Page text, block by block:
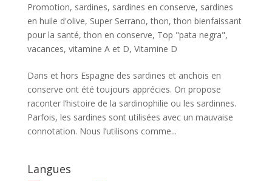
Promotion, sardines, sardines en conserve, sardines
en huile d'olive, Super Serrano,thon,thon bienfaissant
pour la santé,thon en conserve, Top "pata negra",
vacances, vitamine A et D, Vitamine D
Dans et hors Espagne des sardines et anchois en
conserve ont été toujours apprécies. On propose
raconter l’histoire de la sardinophilie ou les sardinnes.
Parfois, les sardines sont utilisées avec un mauvaise
connotation. Nous l’utilisons comme...
Langues